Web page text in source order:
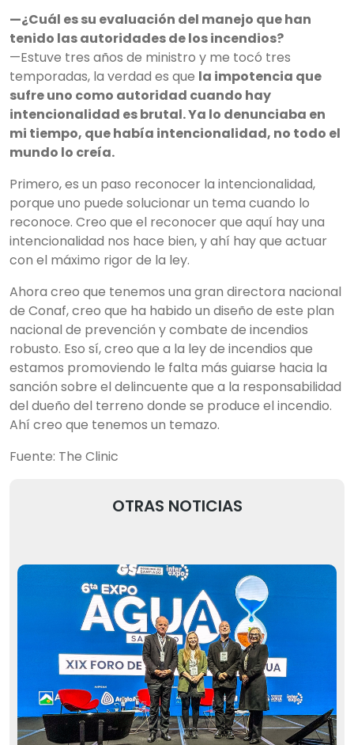
—¿Cuál es su evaluación del manejo que han
tenido las autoridades de los incendios?
—Estuve tres años de ministro y me tocó tres
temporadas, la verdad es que la impotencia que
sufre uno como autoridad cuando hay
intencionalidad es brutal. Ya lo denunciaba en
mi tiempo, que había intencionalidad, no todo el
mundo lo creía.
Primero, es un paso reconocer la intencionalidad,
porque uno puede solucionar un tema cuando lo
reconoce. Creo que el reconocer que aquí hay una
intencionalidad nos hace bien, y ahí hay que actuar
con el máximo rigor de la ley.
Ahora creo que tenemos una gran directora nacional
de Conaf, creo que ha habido un diseño de este plan
nacional de prevención y combate de incendios
robusto. Eso sí, creo que a la ley de incendios que
estamos promoviendo le falta más guiarse hacia la
sanción sobre el delincuente que a la responsabilidad
del dueño del terreno donde se produce el incendio.
Ahí creo que tenemos un temazo.
Fuente: The Clinic
OTRAS NOTICIAS